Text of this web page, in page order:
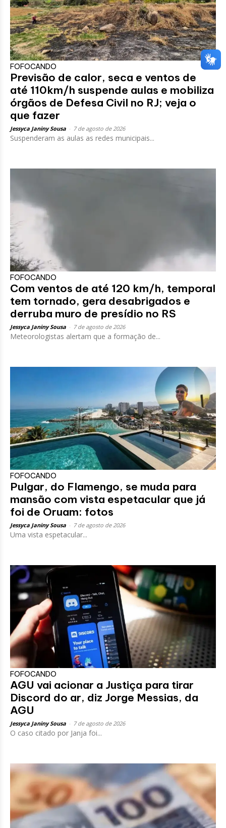
FOFOCANDO
Previsão de calor, seca e ventos de
até 110km/h suspende aulas e mobiliza
órgãos de Defesa Civil no RJ; veja o
que fazer
Jessyca Janiny Sousa 7 de agosto de 2026
Suspenderam as aulas as redes municipais...
FOFOCANDO
Com ventos de até 120 km/h, temporal
tem tornado, gera desabrigados e
derruba muro de presídio no RS
Jessyca Janiny Sousa 7 de agosto de 2026
Meteorologistas alertam que a formação de...
FOFOCANDO
Pulgar, do Flamengo, se muda para
mansão com vista espetacular que já
foi de Oruam: fotos
Jessyca Janiny Sousa 7 de agosto de 2026
Uma vista espetacular...
FOFOCANDO
AGU vai acionar a Justiça para tirar
Discord do ar, diz Jorge Messias, da
AGU
Jessyca Janiny Sousa 7 de agosto de 2026
O caso citado por Janja foi...